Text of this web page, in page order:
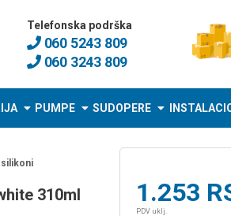
Telefonska podrška
060 5243 809
060 3243 809
PUMPE SUDOPERE
silikoni
310ml 1.253
PDV uklj.